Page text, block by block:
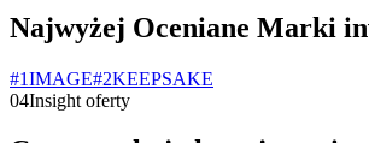
Najwyżej Oceniane Marki
#1IMAGE#2KEEPSAKE
04Insight oferty